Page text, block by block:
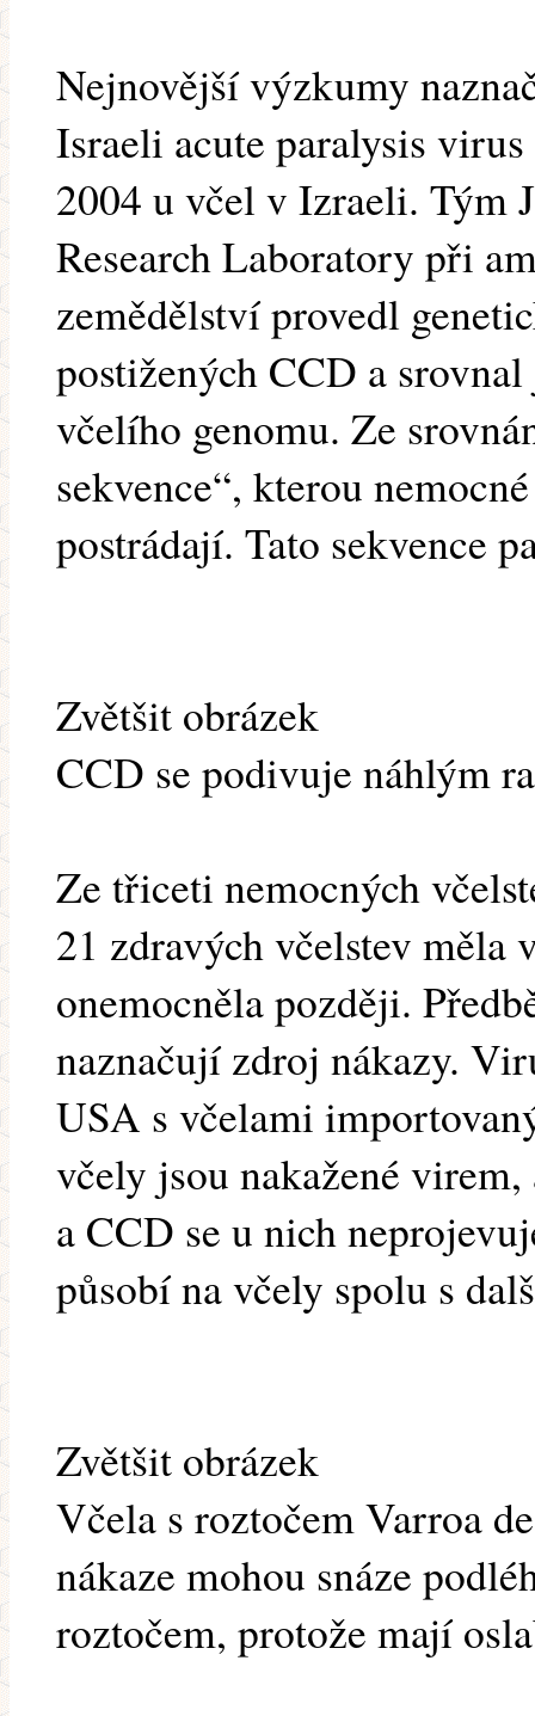
Nejnovější výzkumy
Israeli acute paralysis
2004 u včel v Izraeli. Tým
Research Laboratory při
zemědělství provedl
postižených CCD a
včelího genomu. Ze
sekvence“, kterou
postrádají. Tato sekvence
Zvětšit obrázek
CCD se podivuje náhlým
Ze třiceti nemocných
21 zdravých včelstev měla
onemocněla později.
naznačují zdroj nákazy.
USA s včelami
včely jsou nakažené
a CCD se u nich
působí na včely spolu s
Zvětšit obrázek
Včela s roztočem Varroa
nákaze mohou snáze
roztočem, protože mají